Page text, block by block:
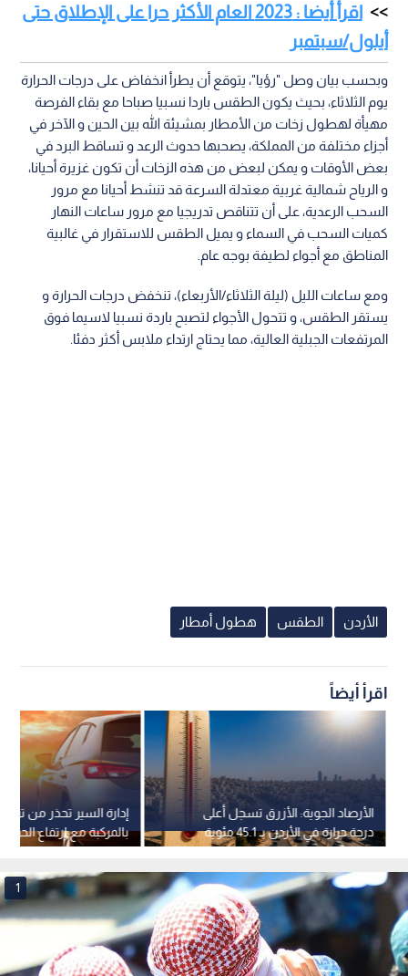
اقرأ أيضا : 2023 العام الأكثر حرا على الإطلاق حتى
أيلول/سبتمبر
وبحسب بيان وصل "رؤيا"، يتوقع أن يطرأ انخفاض على درجات الحرارة
يوم الثلاثاء، بحيث يكون الطقس باردا نسبيا صباحا مع بقاء الفرصة
مهيأة لهطول زخات من الأمطار بمشيئة الله بين الحين و الآخر في
أجزاء مختلفة من المملكة، يصحبها حدوث الرعد و تساقط البرد في
بعض الأوقات و يمكن لبعض من هذه الزخات أن تكون غزيرة أحيانا،
و الرياح شمالية غربية معتدلة السرعة قد تنشط أحيانا مع مرور
السحب الرعدية، على أن تتناقص تدريجيا مع مرور ساعات النهار
كميات السحب في السماء و يميل الطقس للاستقرار في غالبية
المناطق مع أجواء لطيفة بوجه عام.
ومع ساعات الليل (ليلة الثلاثاء/الأربعاء)، تنخفض درجات الحرارة و
يستقر الطقس، و تتحول الأجواء لتصبح باردة نسبيا لاسيما فوق
المرتفعات الجبلية العالية، مما يحتاج ارتداء ملابس أكثر دفئا.
الأردن الطقس هطول أمطار
اقرأ أيضاً
إدارة السير تحذر من ترك
بالمركبة مع ارتفاع الحرارة
الأرصاد الجوية: الأزرق تسجل أعلى
درجة حرارة في الأردن بـ 45.1 مئوية
1